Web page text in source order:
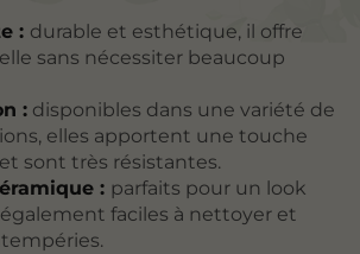
: durable et esthétique, il offre
sans nécessiter beaucoup
: disponibles dans une variété de
elles apportent une touche
sont très résistantes.
: parfaits pour un look
faciles à nettoyer et